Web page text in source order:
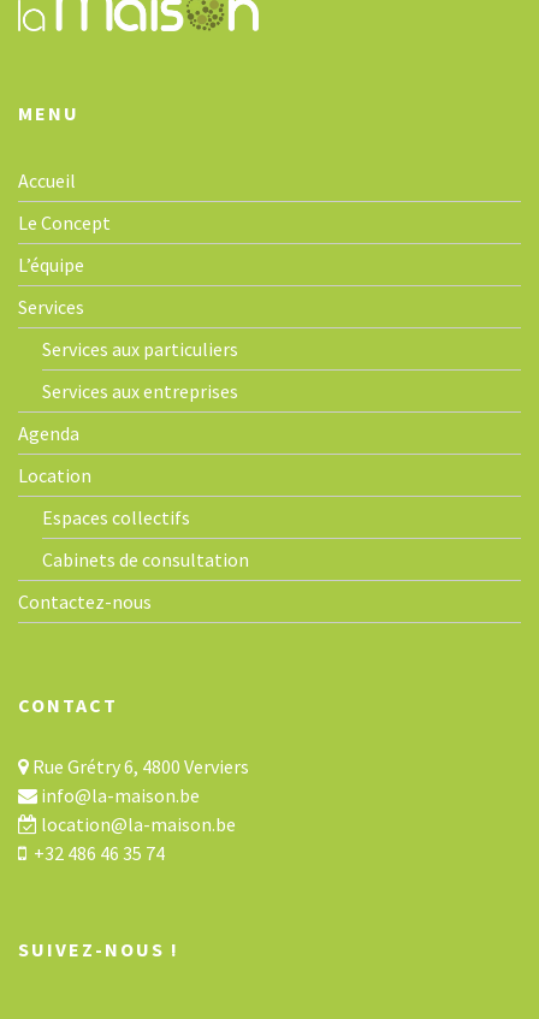
o
MENU
Accueil
Le Concept
L’équipe
Services
Services aux particuliers
Services aux entreprises
Agenda
Location
Espaces collectifs
Cabinets de consultation
Contactez-nous
CONTACT
Rue Grétry 6, 4800 Verviers
info@la-maison.be
location@la-maison.be
+32 486 46 35 74
SUIVEZ-NOUS !